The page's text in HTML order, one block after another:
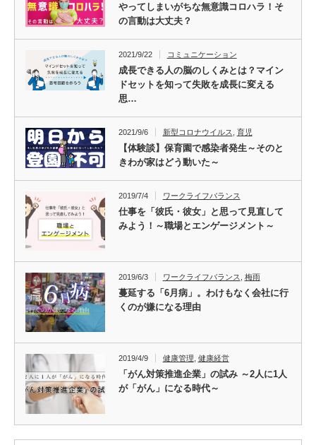
やってしまいがちな無意識コロハラ！そ
の言動は大丈夫？
2021/9/22 コミュニケーション
成長できる人の脳のしくみとは？マイン
ドセットを知って失敗を成長に変える
思…
2021/9/6 新型コロナウイルス 育児
【体験談】保育園で感染者発生～そのと
きわが家はどう動いた～
2019/7/4 ワークライフバランス
仕事を「彼氏・彼女」と思って見直して
みよう！～職場とエンゲージメント～
2019/6/3 ワークライフバランス 梅雨
蔓延する「6月病」。わけもなく会社に行
くのが嫌になる理由
2019/4/9 健康管理, 健康経営
「がん対策推進企業」の試み ～2人に1人
が「がん」になる時代～